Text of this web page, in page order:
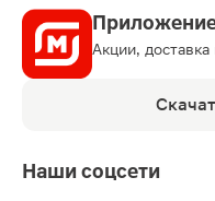
Акции,
Наши соцсети